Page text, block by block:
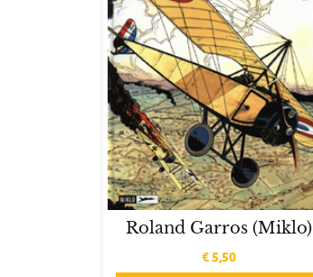
Roland Garros (Miklo)
€5,50